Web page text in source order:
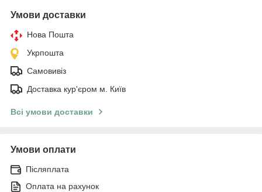
Умови доставки
Нова Пошта
Укрпошта
Самовивіз
Доставка кур'єром м. Київ
Всі умови доставки
Умови оплати
Післяплата
Оплата на рахунок